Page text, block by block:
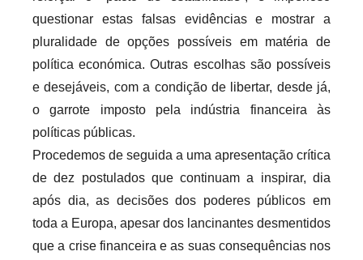
questionar estas falsas evidências e mostrar a
pluralidade de opções possíveis em matéria de
política económica. Outras escolhas são possíveis
e desejáveis, com a condição de libertar, desde já,
o garrote imposto pela indústria financeira às
políticas públicas.
Procedemos de seguida a uma apresentação crítica
de dez postulados que continuam a inspirar, dia
após dia, as decisões dos poderes públicos em
toda a Europa, apesar dos lancinantes desmentidos
que a crise financeira e as suas consequências nos